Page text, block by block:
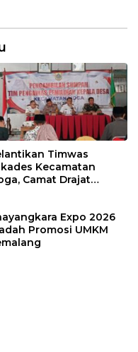
Timwas
Kecamatan
Camat Drajat
Expo 2026
Promosi UMKM